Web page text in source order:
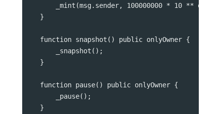
_mint(msg.sender, 100000000 * 10 **
    }
    function snapshot() public onlyOwner {
        _snapshot();
    }
    function pause() public onlyOwner {
        _pause();
    }